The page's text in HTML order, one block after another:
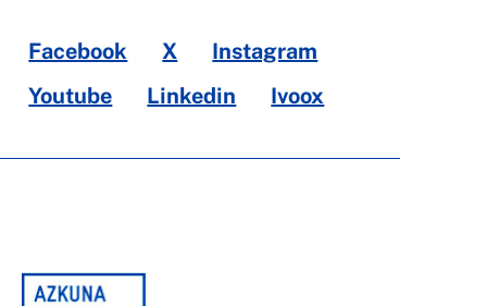
Facebook X
Instagram
Youtube
Linkedin Ivoox